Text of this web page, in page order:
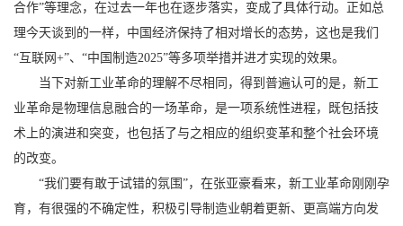
合作”等理念，在过去一年也在逐步落实，变成了具体行动。正如总
理今天谈到的一样，中国经济保持了相对增长的态势，这也是我们
“互联网+”、“中国制造2025”等多项举措并进才实现的效果。
当下对新工业革命的理解不尽相同，得到普遍认可的是，新工
业革命是物理信息融合的一场革命，是一项系统性进程，既包括技
术上的演进和突变，也包括了与之相应的组织变革和整个社会环境
的改变。
“我们要有敢于试错的氛围”，在张亚豪看来，新工业革命刚刚孕
育，有很强的不确定性，积极引导制造业朝着更新、更高端方向发